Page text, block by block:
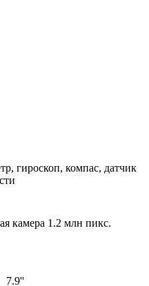
гироскоп, компас, датчик
камера 1.2 млн пикс.
7.9''